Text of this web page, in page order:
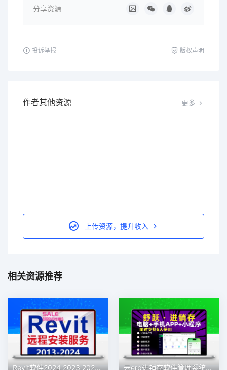
分享资源
投诉举报 版权声明
作者其他资源 更多
上传资源，提升收入
相关资源推荐
Revit软件2024 2023 2022 2021 2019 2018 2016BIM安装族库远程包 云erp进销存软件管理系统仓库库存管理系统送货单管理系统永久